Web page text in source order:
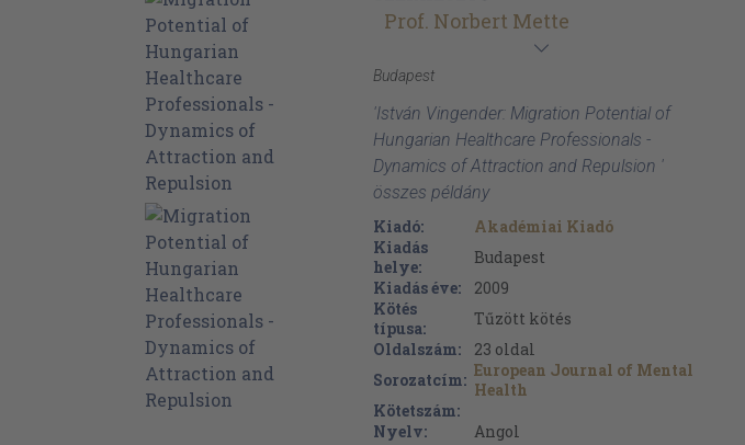
Prof. Norbert Mette
Budapest
'István Vingender: Migration Potential of
Hungarian Healthcare Professionals -
Dynamics of Attraction and Repulsion '
összes példány
Kiadó:
Akadémiai Kiadó
Kiadás
helye:
Budapest
Kiadás éve:
2009
Kötés
típusa:
Tűzött kötés
Oldalszám:
23 oldal
Sorozatcím: European Journal of Mental
Health
Kötetszám:
Nyelv:
Angol